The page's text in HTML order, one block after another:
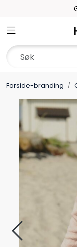
Skip to main
Toggle navigation
Forside-branding
Kolleksjoner
Pinner og tilbehør
Gavekort